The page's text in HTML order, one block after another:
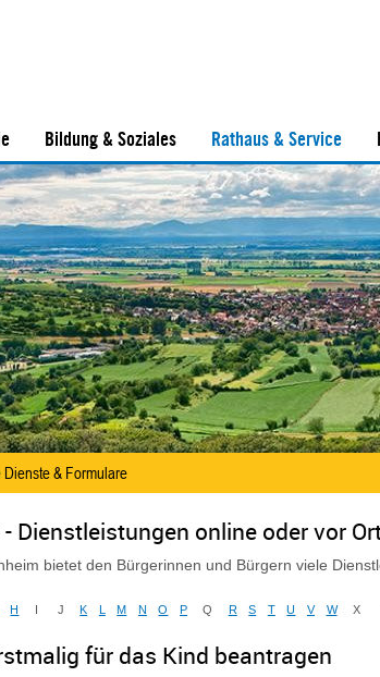
Bildung & Soziales Rathaus & Service
& Formulare
Dienstleistungen online oder vor
bietet den Bürgerinnen und Bürgern viele
H I J K L M N O P Q R S T U V W X
für das Kind beantragen